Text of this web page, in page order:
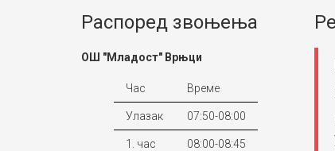
Распоред звоњења
ОШ "Младост" Врњци
Час Време
Улазак 07:50-08:00
1. час 08:00-08:45